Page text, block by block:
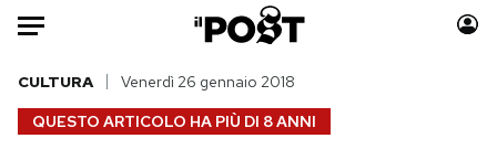
Auto
HOME
QUESTO ARTICOLO HA PIÙ DI 8 ANNI
CULTURA Venerdì 26 gennaio 2018